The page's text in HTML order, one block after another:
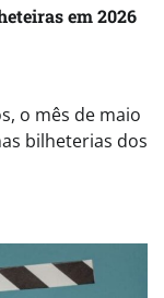
em 2026
o mês de maio
bilheterias dos